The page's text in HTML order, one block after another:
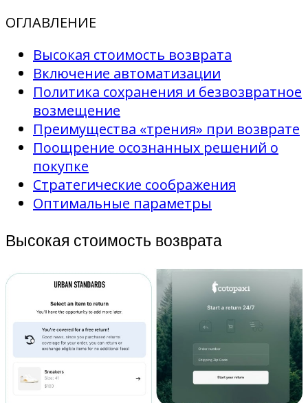
ОГЛАВЛЕНИЕ
Высокая стоимость возврата
Включение автоматизации
Политика сохранения и безвозвратное
возмещение
Преимущества «трения» при возврате
Поощрение осознанных решений о
покупке
Стратегические соображения
Оптимальные параметры
Высокая стоимость возврата